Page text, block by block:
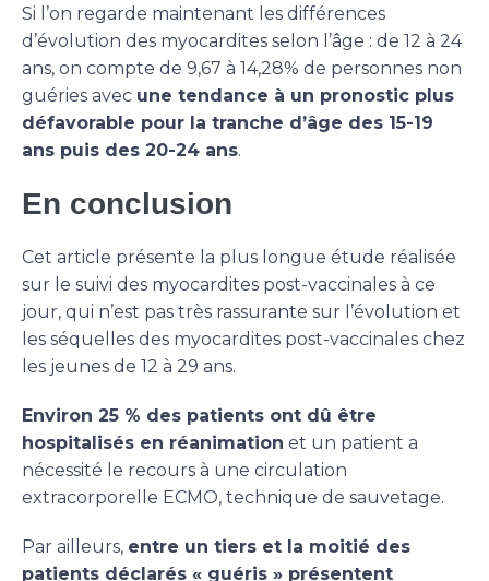
Si l’on regarde maintenant les différences
d’évolution des myocardites selon l’âge : de 12 à 24
ans, on compte de 9,67 à 14,28% de personnes non
guéries avec une tendance à un pronostic plus
défavorable pour la tranche d’âge des 15-19
ans puis des 20-24 ans.
En conclusion
Cet article présente la plus longue étude réalisée
sur le suivi des myocardites post-vaccinales à ce
jour, qui n’est pas très rassurante sur l’évolution et
les séquelles des myocardites post-vaccinales chez
les jeunes de 12 à 29 ans.
Environ 25 % des patients ont dû être
hospitalisés en réanimation et un patient a
nécessité le recours à une circulation
extracorporelle ECMO, technique de sauvetage.
Par ailleurs, entre un tiers et la moitié des
patients déclarés « guéris » présentent